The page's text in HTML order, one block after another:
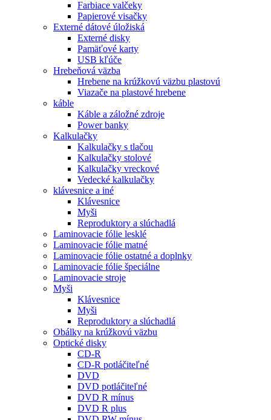
Farbiace valčeky
Papierové visačky
Externé dátové úložiská
Externé disky
Pamäťové karty
USB kľúče
Hrebeňová väzba
Hrebene na krúžkovú väzbu plastovú
Viazače na plastové hrebene
káble
Káble a záložné zdroje
Power banky
Kalkulačky
Kalkulačky s tlačou
Kalkulačky stolové
Kalkulačky vreckové
Vedecké kalkulačky
klávesnice a iné
Klávesnice
Myši
Reproduktory a slúchadlá
Laminovacie fólie lesklé
Laminovacie fólie matné
Laminovacie fólie ostatné a doplnky
Laminovacie fólie špeciálne
Laminovacie stroje
Myši
Klávesnice
Myši
Reproduktory a slúchadlá
Obálky na krúžkovú väzbu
Optické disky
CD-R
CD-R potláčiteľné
DVD
DVD potláčiteľné
DVD R mínus
DVD R plus